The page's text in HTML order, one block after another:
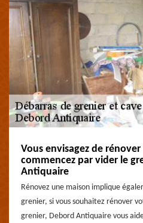
Vous envisagez de
commencez par vider le
Antiquaire
Rénovez une maison implique
grenier, si vous souhaitez rénover
grenier, Debord Antiquaire vous